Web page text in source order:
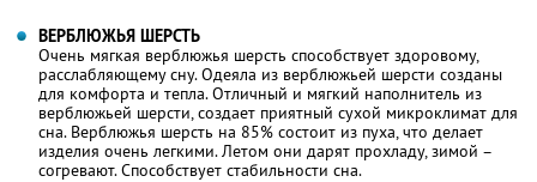
ВЕРБЛЮЖЬЯ ШЕРСТЬ
Очень мягкая верблюжья шерсть способствует здоровому,
расслабляющему сну. Одеяла из верблюжьей шерсти созданы
для комфорта и тепла. Отличный и мягкий наполнитель из
верблюжьей шерсти, создает приятный сухой микроклимат для
сна. Верблюжья шерсть на 85% состоит из пуха, что делает
изделия очень легкими. Летом они дарят прохладу, зимой –
согревают. Способствует стабильности сна.